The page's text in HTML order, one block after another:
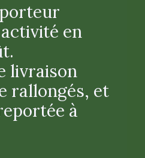
en
livraison
rallongés, et
à